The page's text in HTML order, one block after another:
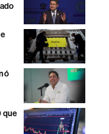
que